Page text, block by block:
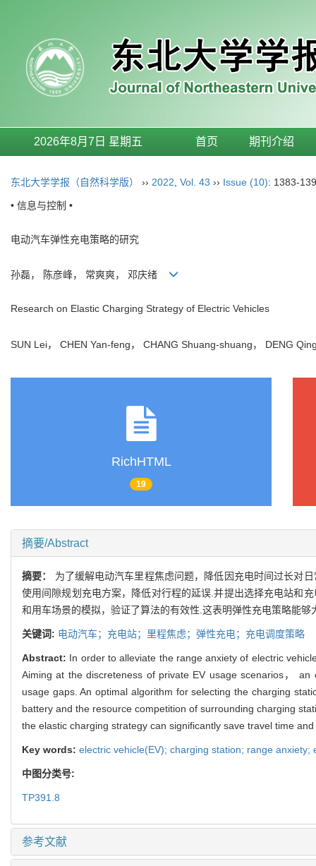
2026年8月7日 星期五 首页 期刊介绍
东北大学学报（自然科学版） ›› 2022 Vol. 43 ›› Issue (10): 1383-
• 信息与控制 •
电动汽车弹性充电策略的研究
孙磊， 陈彦峰， 常爽爽， 邓庆绪
Research on Elastic Charging Strategy of Electric Vehicles
SUN Lei， CHEN Yan-feng， CHANG Shuang-shuang， DENG
RichHTML
19
摘要/Abstract
摘要： 为了缓解电动汽车里程焦虑问题，降低因充电时间过长对
使用间隙规划充电方案，降低对行程的延误.并提出选择充电站和
和用车场景的模拟，验证了算法的有效性.这表明弹性充电策略能
关键词: 电动汽车；充电站；里程焦虑；弹性充电；充电调度策略
Abstract: In order to alleviate the range anxiety of electric
Aiming at the discreteness of private EV usage scenarios，
usage gaps. An optimal algorithm for selecting the charging
battery and the resource competition of surrounding charging
the elastic charging strategy can significantly save travel time
Key words: electric vehicle(EV); charging station; range
中图分类号:
TP391.8
参考文献